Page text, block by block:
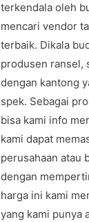
terkendala oleh
mencari vendor
terbaik. Dikala
produsen ransel,
dengan kantong
spek. Sebagai
bisa kami info
kami dapat
perusahaan atau
dengan
harga ini kami
yang kami punya